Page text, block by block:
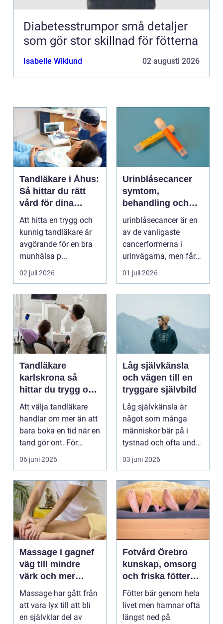
Diabetesstrumpor små detaljer
som gör stor skillnad för fötterna
Isabelle Wiklund 02 augusti 2026
Tandläkare i Åhus:
Så hittar du rätt
vård för dina
tänder
Att hitta en trygg och
kunnig tandläkare är
avgörande för en bra
munhälsa p...
02 juli 2026
Urinblåsecancer
symtom,
behandling och
vägen vidare
urinblåsecancer är en
av de vanligaste
cancerformerna i
urinvägarna, men får
ofta mindre
uppmärksamh...
01 juli 2026
Tandläkare
karlskrona så
hittar du trygg och
långsiktig
tandvård
Att välja tandläkare
handlar om mer än att
bara boka en tid när en
tand gör ont. För
många är tandvå...
06 juni 2026
Låg självkänsla
och vägen till en
tryggare självbild
Låg självkänsla är
något som många
människor bär på i
tystnad och ofta under
lång tid. Många
uppleve...
03 juni 2026
Massage i gagnef
väg till mindre
värk och mer
vardagsenergi
Massage har gått från
att vara lyx till att bli
en självklar del av
Fotvård Örebro
kunskap, omsorg
och friska fötter
året runt
Fötter bär genom hela
livet men hamnar ofta
längst ned på